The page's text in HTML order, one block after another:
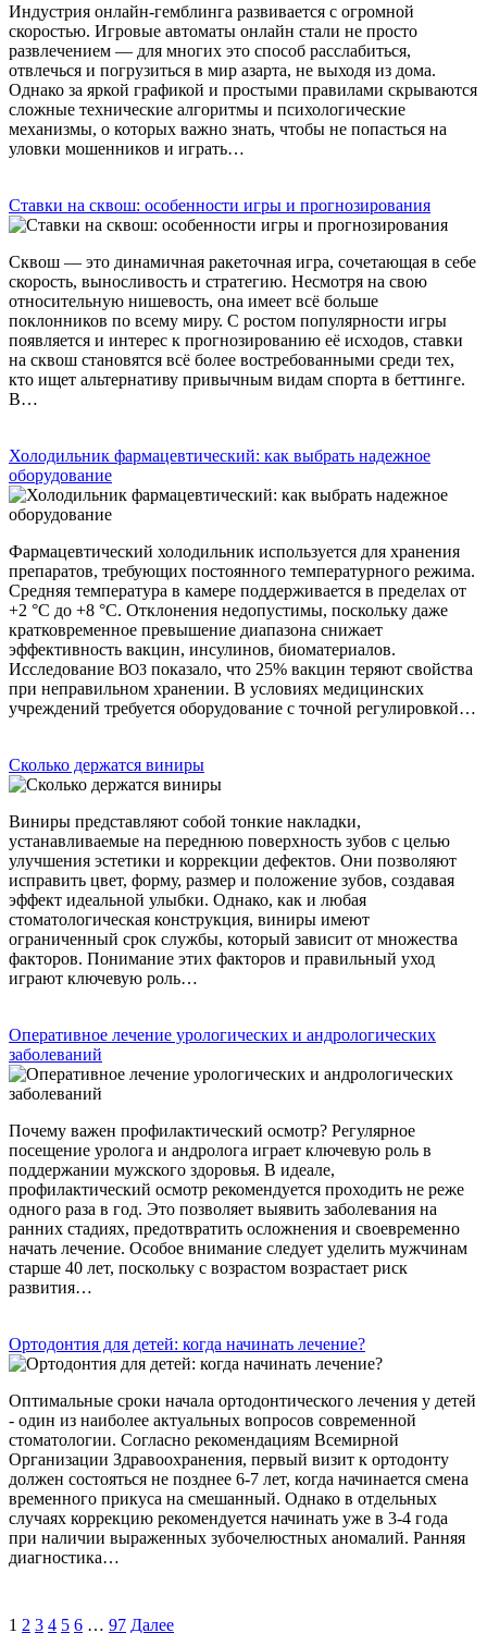
Индустрия онлайн-гемблинга развивается с огромной
скоростью. Игровые автоматы онлайн стали не просто
развлечением — для многих это способ расслабиться,
отвлечься и погрузиться в мир азарта, не выходя из дома.
Однако за яркой графикой и простыми правилами скрываются
сложные технические алгоритмы и психологические
механизмы, о которых важно знать, чтобы не попасться на
уловки мошенников и играть…
Ставки на сквош: особенности игры и прогнозирования
Сквош — это динамичная ракеточная игра, сочетающая в себе
скорость, выносливость и стратегию. Несмотря на свою
относительную нишевость, она имеет всё больше
поклонников по всему миру. С ростом популярности игры
появляется и интерес к прогнозированию её исходов, ставки
на сквош становятся всё более востребованными среди тех,
кто ищет альтернативу привычным видам спорта в беттинге.
В…
Холодильник фармацевтический: как выбрать надежное
оборудование
Фармацевтический холодильник используется для хранения
препаратов, требующих постоянного температурного режима.
Средняя температура в камере поддерживается в пределах от
+2 °C до +8 °C. Отклонения недопустимы, поскольку даже
кратковременное превышение диапазона снижает
эффективность вакцин, инсулинов, биоматериалов.
Исследование ВОЗ показало, что 25% вакцин теряют свойства
при неправильном хранении. В условиях медицинских
учреждений требуется оборудование с точной регулировкой…
Сколько держатся виниры
Виниры представляют собой тонкие накладки,
устанавливаемые на переднюю поверхность зубов с целью
улучшения эстетики и коррекции дефектов. Они позволяют
исправить цвет, форму, размер и положение зубов, создавая
эффект идеальной улыбки. Однако, как и любая
стоматологическая конструкция, виниры имеют
ограниченный срок службы, который зависит от множества
факторов. Понимание этих факторов и правильный уход
играют ключевую роль…
Оперативное лечение урологических и андрологических
заболеваний
Почему важен профилактический осмотр? Регулярное
посещение уролога и андролога играет ключевую роль в
поддержании мужского здоровья. В идеале,
профилактический осмотр рекомендуется проходить не реже
одного раза в год. Это позволяет выявить заболевания на
ранних стадиях, предотвратить осложнения и своевременно
начать лечение. Особое внимание следует уделить мужчинам
старше 40 лет, поскольку с возрастом возрастает риск
развития…
Ортодонтия для детей: когда начинать лечение?
Оптимальные сроки начала ортодонтического лечения у детей
- один из наиболее актуальных вопросов современной
стоматологии. Согласно рекомендациям Всемирной
Организации Здравоохранения, первый визит к ортодонту
должен состояться не позднее 6-7 лет, когда начинается смена
временного прикуса на смешанный. Однако в отдельных
случаях коррекцию рекомендуется начинать уже в 3-4 года
при наличии выраженных зубочелюстных аномалий. Ранняя
диагностика…
1 2 3 4 5 6 … 97 Далее